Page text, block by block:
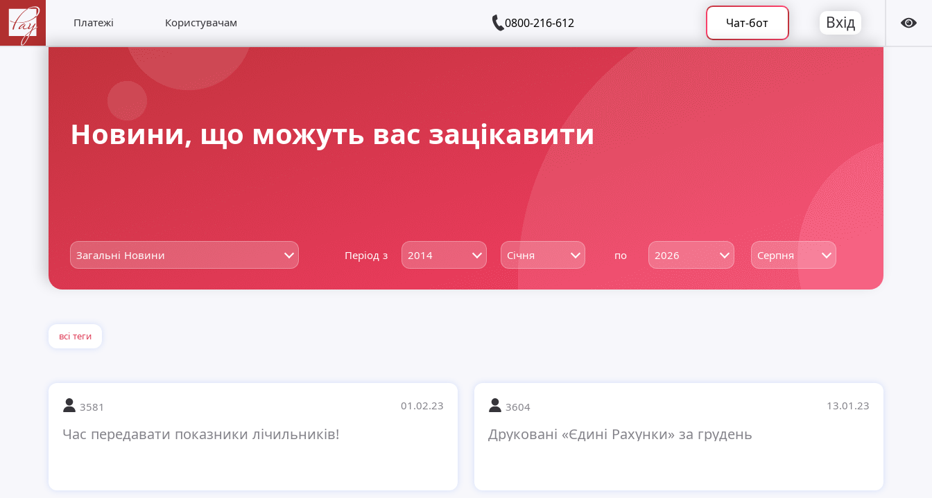
Платежі Користувачам 0800-216-612 Чат-бот Вхід
Новини, що можуть вас зацікавити
Загальні Новини Період з 2014 Січня по 2026 Серпня
всі теги
3581 01.02.23
Час передавати показники лічильників!
3604 13.01.23
Друковані «Єдині Рахунки» за грудень